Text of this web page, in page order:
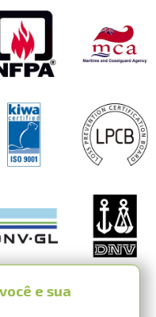
e sua